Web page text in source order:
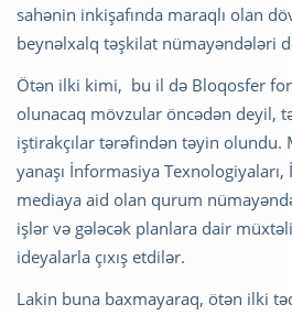
sahənin inkişafında maraqlı olan
beynəlxalq təşkilat nümayəndələri
Ötən ilki kimi, bu il də Bloqosfer
olunacaq mövzular öncədən deyil,
iştirakçılar tərəfindən təyin olundu.
yanaşı İnformasiya
mediaya aid olan qurum
işlər və gələcək planlara dair
ideyalarla çıxış etdilər.
Lakin buna baxmayaraq, ötən ilki